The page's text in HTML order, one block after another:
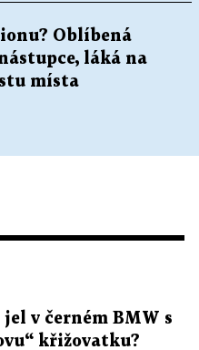
Oblíbená
láká na
místa
jel v černém BMW s
křižovatku?